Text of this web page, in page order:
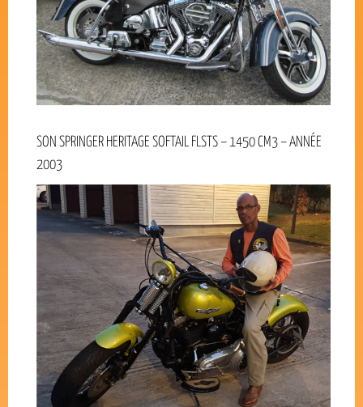
SON SPRINGER HERITAGE SOFTAIL FLSTS – 1450 CM3 – ANNÉE
2003